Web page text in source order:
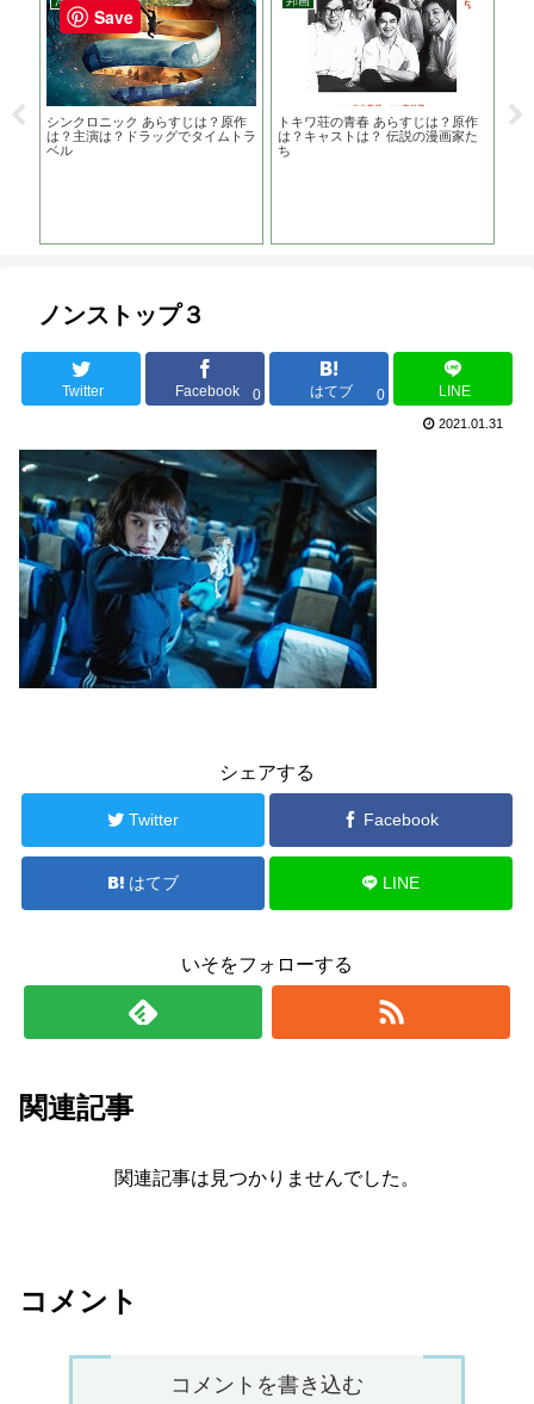
？
シンクロニック あらすじは？原作
は？主演は？ドラッグでタイムトラ
ベル
トキワ荘の青春 あらすじは？原作
は？キャストは？ 伝説の漫画家た
ち
メ
ノンストップ３
Twitter Facebook 0 はてブ 0 LINE
2021.01.31
シェアする
Twitter Facebook
はてブ LINE
いそをフォローする
関連記事
関連記事は見つかりませんでした。
コメント
コメントを書き込む
Save